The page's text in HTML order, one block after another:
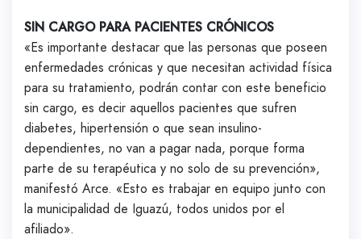
SIN CARGO PARA PACIENTES CRÓNICOS
«Es importante destacar que las personas que poseen
enfermedades crónicas y que necesitan actividad física
para su tratamiento, podrán contar con este beneficio
sin cargo, es decir aquellos pacientes que sufren
diabetes, hipertensión o que sean insulino-
dependientes, no van a pagar nada, porque forma
parte de su terapéutica y no solo de su prevención»,
manifestó Arce. «Esto es trabajar en equipo junto con
la municipalidad de Iguazú, todos unidos por el
afiliado».